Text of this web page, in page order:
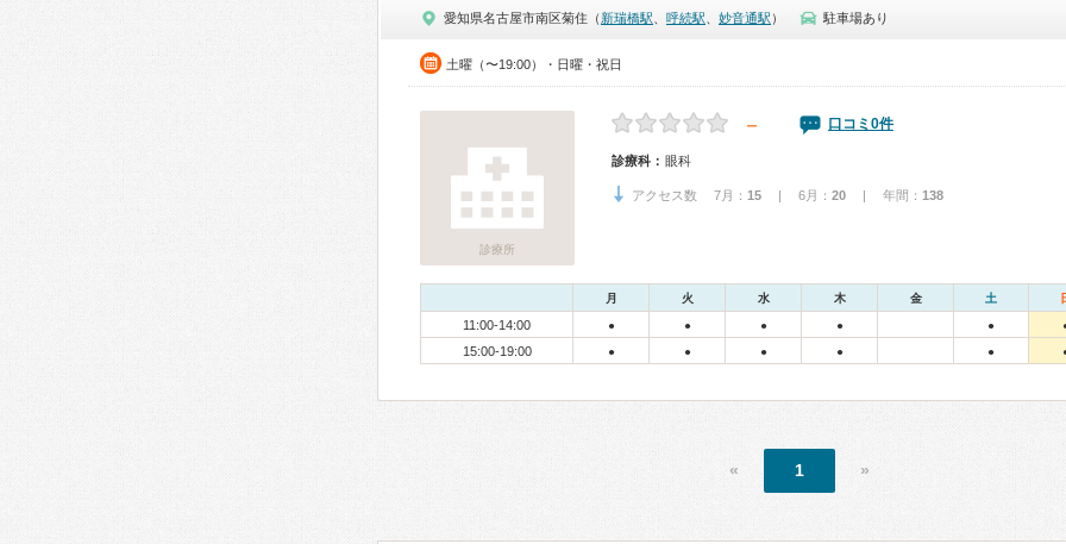
愛知県名古屋市南区菊住（ 新瑞橋駅 呼続駅 妙音通駅 ） 駐車場あり
土曜（〜19:00）・日曜・祝日
診療所
－ 口コミ0件
診療科： 眼科
アクセス数 7月： 15 | 6月： 20 | 年間： 138
月 火 水 木 金 土
11:00-14:00 ● ● ● ● ●
15:00-19:00 ● ● ● ● ●
« 1 »